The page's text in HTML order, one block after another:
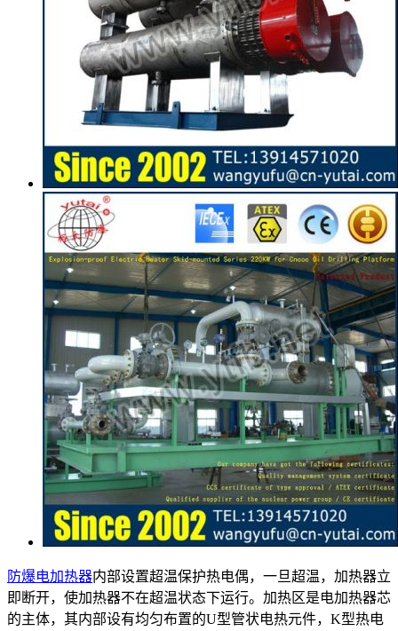
防爆电加热器内部设置超温保护热电偶，一旦超温，加热器立
即断开，使加热器不在超温状态下运行。加热区是电加热器芯
的主体，其内部设有均匀布置的U型管状电热元件，K型热电